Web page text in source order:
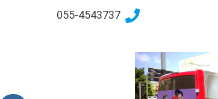
055-4543737